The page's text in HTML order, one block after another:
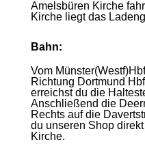
Amelsbüren Kirche
Kirche liegt das
Bahn:
Vom
Richtung Dortmund
erreichst du die
Anschließend die
Rechts auf die
du unseren Shop
Kirche.